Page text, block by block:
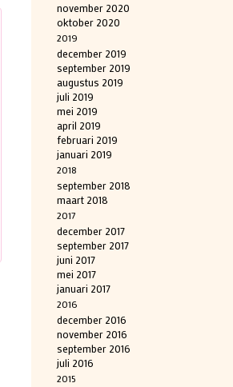
november 2020
oktober 2020
2019
december 2019
september 2019
augustus 2019
juli 2019
mei 2019
april 2019
februari 2019
januari 2019
2018
september 2018
maart 2018
2017
december 2017
september 2017
juni 2017
mei 2017
januari 2017
2016
december 2016
november 2016
september 2016
juli 2016
2015